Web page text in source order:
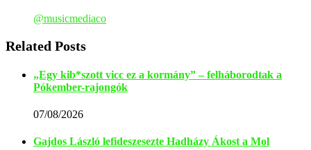
@musicmediaco
Related Posts
„Egy kib*szott vicc ez a kormány” – felháborodtak a
Pókember-rajongók
07/08/2026
Gajdos László lefideszesezte Hadházy Ákost a Mol